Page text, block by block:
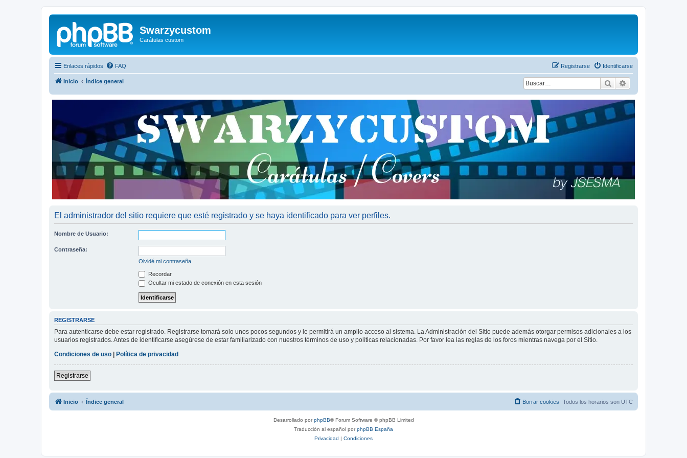
Swarzycustom
Carátulas custom
Enlaces rápidos FAQ Identificarse
Registrarse
Inicio Índice general Buscar
El administrador del sitio requiere que esté registrado y se haya identificado para ver perfiles.
Nombre de Usuario:
Contraseña:
Olvidé mi contraseña
Recordar
Ocultar mi estado de conexión en esta sesión
REGISTRARSE
Para autenticarse debe estar registrado. Registrarse tomará solo unos pocos segundos y le permitirá un amplio acceso al sistema. La Administración del Sitio puede además otorgar permisos adicionales a los
usuarios registrados. Antes de identificarse asegúrese de estar familiarizado con nuestros términos de uso y políticas relacionadas. Por favor lea las reglas de los foros mientras navega por el Sitio.
Condiciones de uso
Política de privacidad
Registrarse
Inicio Índice general Todos los horarios son UTC
Borrar cookies
Desarrollado porphpBB® Forum Software © phpBB Limited
Traducción al español porphpBB España
Privacidad | Condiciones